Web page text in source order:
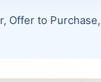
Offer to Purchase,